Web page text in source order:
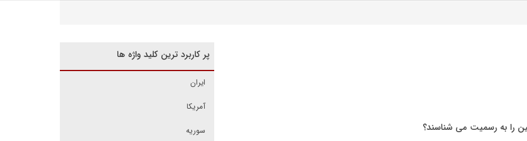
را به رسمیت می شناسند؟
پر کاربرد ترین کلید واژه ها
ایران
آمریکا
سوریه